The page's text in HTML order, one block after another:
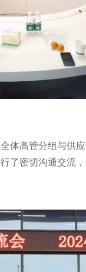
体高管分组与供
了密切沟通交流